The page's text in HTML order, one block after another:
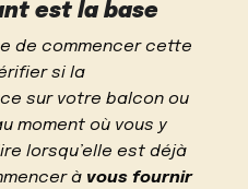
est la base
de commencer cette
si la
sur votre balcon ou
moment où vous y
lorsqu’elle est déjà
à vous fournir